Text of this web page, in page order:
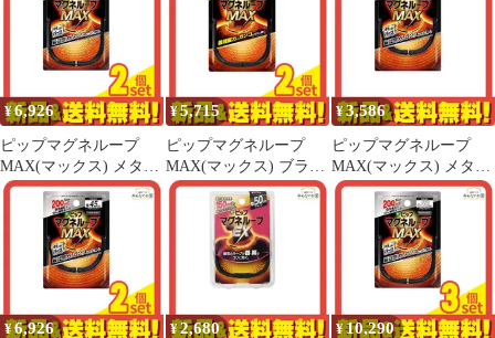
45cm、50cm、60cm）
管理医療機器 磁気治療
器 国内最大磁力200ミ
リテスラ。最強磁力の
ループがガンコなコリ
に効く🧲 医療機器認
証302AGBZX00107000
¥6,926
ピップマグネループ
MAX(マックス) メタル
シルバー 60cm 2個セッ
ト まとめ売り
¥5,715
ピップマグネループ
MAX(マックス) ブラッ
ク 60cm 2個セット まと
¥3,586
ピップマグネループ
MAX(マックス) メタル
シルバー 45cm
¥6,926 ¥2,680 ¥10,290